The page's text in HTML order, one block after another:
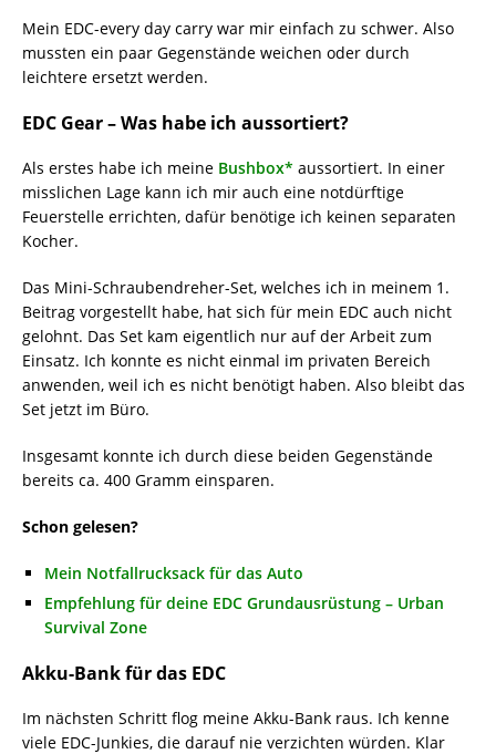
Mein EDC-every day carry war mir einfach zu schwer. Also
mussten ein paar Gegenstände weichen oder durch
leichtere ersetzt werden.
EDC Gear – Was habe ich aussortiert?
Als erstes habe ich meine Bushbox* aussortiert. In einer
misslichen Lage kann ich mir auch eine notdürftige
Feuerstelle errichten, dafür benötige ich keinen separaten
Kocher.
Das Mini-Schraubendreher-Set, welches ich in meinem 1.
Beitrag vorgestellt habe, hat sich für mein EDC auch nicht
gelohnt. Das Set kam eigentlich nur auf der Arbeit zum
Einsatz. Ich konnte es nicht einmal im privaten Bereich
anwenden, weil ich es nicht benötigt haben. Also bleibt das
Set jetzt im Büro.
Insgesamt konnte ich durch diese beiden Gegenstände
bereits ca. 400 Gramm einsparen.
Schon gelesen?
Mein Notfallrucksack für das Auto
Empfehlung für deine EDC Grundausrüstung – Urban
Survival Zone
Akku-Bank für das EDC
Im nächsten Schritt flog meine Akku-Bank raus. Ich kenne
viele EDC-Junkies, die darauf nie verzichten würden. Klar